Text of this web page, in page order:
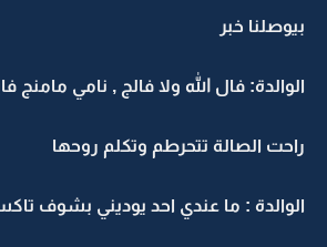
بيوصلنا خبر
الوالدة: فال الله ولا فالج , نامي مامنج
راحت الصالة تتحرطم وتكلم روحها
الوالدة : ما عندي احد يوديني بشوف